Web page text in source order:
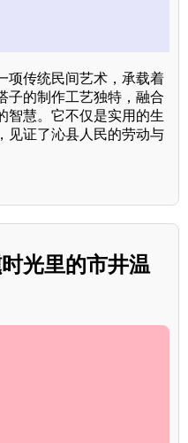
项传统民间艺术，承载着
子的制作工艺独特，融合
智慧。它不仅是实用的生
见证了沁县人民的劳动与
光里的市井温